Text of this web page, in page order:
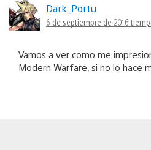
Dark_Portu
6 de septiembre de 2016
Vamos a ver como me
Modern Warfare, si no lo hace